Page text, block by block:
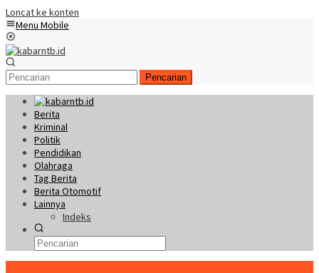
Loncat ke konten
Menu Mobile
Pencarian
Berita
Kriminal
Politik
Pendidikan
Olahraga
Tag Berita
Berita Otomotif
Lainnya
Indeks